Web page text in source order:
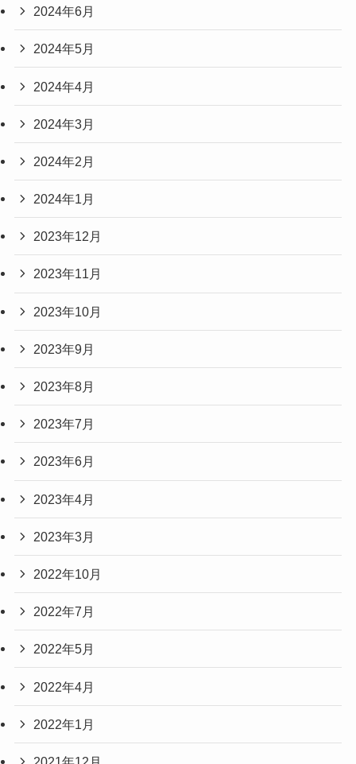
2024年6月
2024年5月
2024年4月
2024年3月
2024年2月
2024年1月
2023年12月
2023年11月
2023年10月
2023年9月
2023年8月
2023年7月
2023年6月
2023年4月
2023年3月
2022年10月
2022年7月
2022年5月
2022年4月
2022年1月